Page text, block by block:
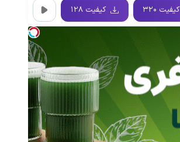
کیفیت ۳۲۰ کیفیت ۱۲۸